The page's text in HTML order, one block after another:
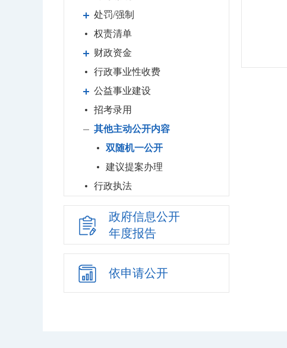
处罚/强制
权责清单
财政资金
行政事业性收费
公益事业建设
招考录用
其他主动公开内容
双随机一公开
建议提案办理
行政执法
政府信息公开
年度报告
依申请公开